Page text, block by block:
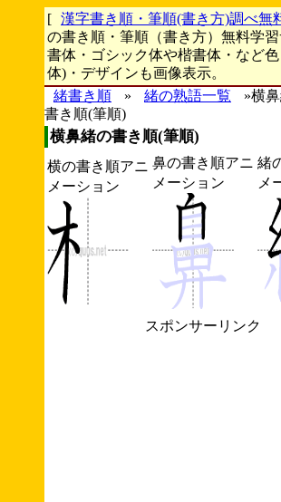
[ 漢字書き順・筆順(書き方)調べ無
の書き順・筆順（書き方）無料学
書体・ゴシック体や楷書体・など
体)・デザインも画像表示。
緒書き順
» 緒の熟語一覧
»横
書き順(筆順)
横鼻緒の書き順(筆順)
横の書き順アニ
メーション
鼻の書き順アニ
メーション
緒
メ
スポンサーリンク